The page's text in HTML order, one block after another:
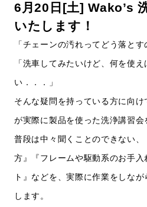
6月20日[土] Wako’s
いたします！
「チェーンの汚れってどう落とす
「洗車してみたいけど、何を使
い．．．」
そんな疑問を持っている方に向け
が実際に製品を使った洗浄講習会
普段は中々聞くことのできない、
方』『フレームや駆動系のお手
ト』などを、実際に作業をしな
します。